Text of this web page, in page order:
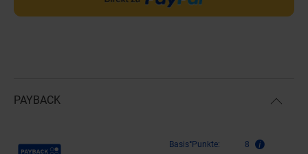
PAYBACK
Payback Punkte Basis°Punkte:
8